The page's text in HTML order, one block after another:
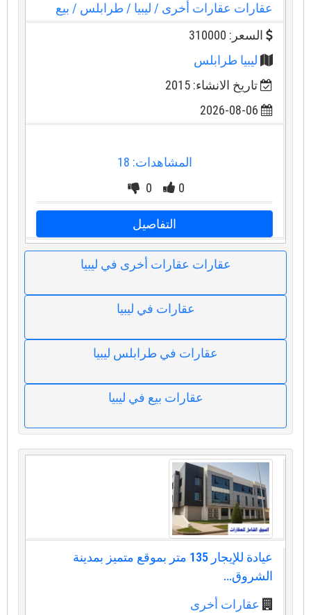
عقارات عقارات أخرى/ ليبيا/ طرابلس / بيع
السعر: 310000
ليبيا طرابلس
تاريخ الانشاء: 2015
2026-08-06
المشاهدات: 18
0
0
التفاصيل
عقارات عقارات أخرى في ليبيا
عقارات في ليبيا
عقارات في طرابلس ليبيا
عقارات بيع في ليبيا
عيادة للإيجار 135 متر بموقع متميز بمدينة
الشروق...
عقارات أخرى